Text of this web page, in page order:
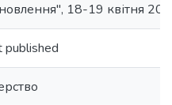
18-19 квітня
published